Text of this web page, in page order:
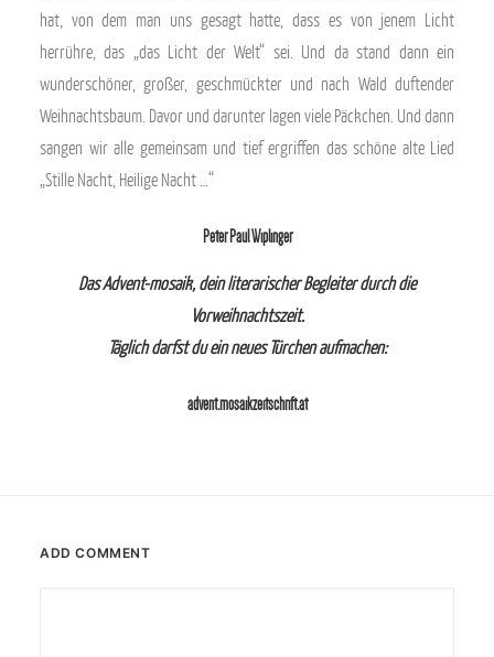
hat, von dem man uns gesagt hatte, dass es von jenem Licht
herrühre, das „das Licht der Welt“ sei. Und da stand dann ein
wunderschöner, großer, geschmückter und nach Wald duftender
Weihnachtsbaum. Davor und darunter lagen viele Päckchen. Und dann
sangen wir alle gemeinsam und tief ergriffen das schöne alte Lied
„Stille Nacht, Heilige Nacht …“
Peter Paul Wiplinger
Das Advent-mosaik, dein literarischer Begleiter durch die
Vorweihnachtszeit.
Täglich darfst du ein neues Türchen aufmachen:
advent.mosaikzeitschrift.at
ADD COMMENT